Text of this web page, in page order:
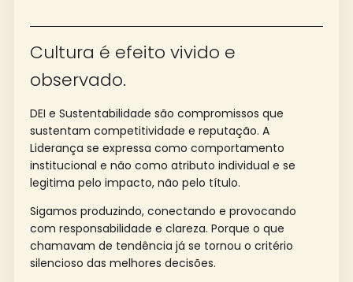
Cultura é efeito vivido e
observado.
DEI e Sustentabilidade são compromissos que
sustentam competitividade e reputação. A
Liderança se expressa como comportamento
institucional e não como atributo individual e se
legitima pelo impacto, não pelo título.
Sigamos produzindo, conectando e provocando
com responsabilidade e clareza. Porque o que
chamavam de tendência já se tornou o critério
silencioso das melhores decisões.